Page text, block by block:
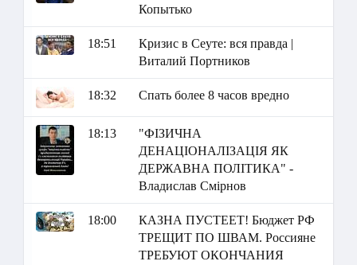
Копытько
18:51
Кризис в Сеуте: вся правда |
Виталий Портников
18:32 Спать более 8 часов вредно
18:13
"ФІЗИЧНА
ДЕНАЦІОНАЛІЗАЦІЯ ЯК
ДЕРЖАВНА ПОЛІТИКА" -
Владислав Смірнов
18:00
КАЗНА ПУСТЕЕТ! Бюджет РФ
ТРЕЩИТ ПО ШВАМ. Россияне
ТРЕБУЮТ ОКОНЧАНИЯ